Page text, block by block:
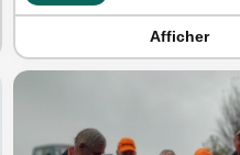
Afficher